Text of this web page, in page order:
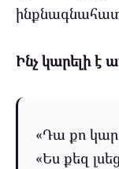
Ինչ կարելի է
«Դա քո
«Ես քեզ